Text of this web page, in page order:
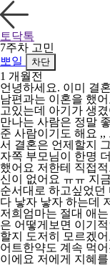
토닥톡
7주차 고민
뽀일
차단
1 개월전
언녕하세요. 이미 결
남편과는 이혼을 했
고있는데 아기가 생
만나는 사람은 정말
준 사람이기도 해요
서 결혼은 언제할지
자쪽 부모님이 한명
했어요 저한테 직접
신이 없어요 ㅠㅠ 지
순서대로 하고싶었
다 낳자 낳자 하는데
저희엄마는 절대 애
은 어떻게보면 이기
할지 도저히 모르겠
어트한약도 계속 먹
이에요 저에게 지혜